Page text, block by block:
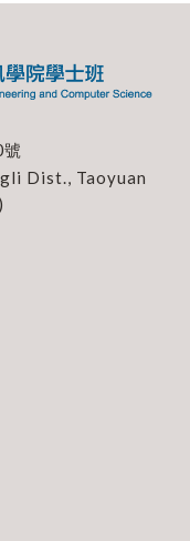
Dist., Taoyuan